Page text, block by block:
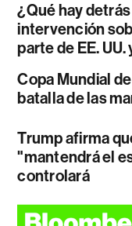
¿Qué hay
intervención
parte de EE. UU.
Copa Mundial
batalla de las
Trump afirma
"mantendrá el
controlará